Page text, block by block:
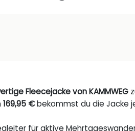
Fleecejacke von KAMMWEG
169,95 €bekommst du die Jacke
für aktive